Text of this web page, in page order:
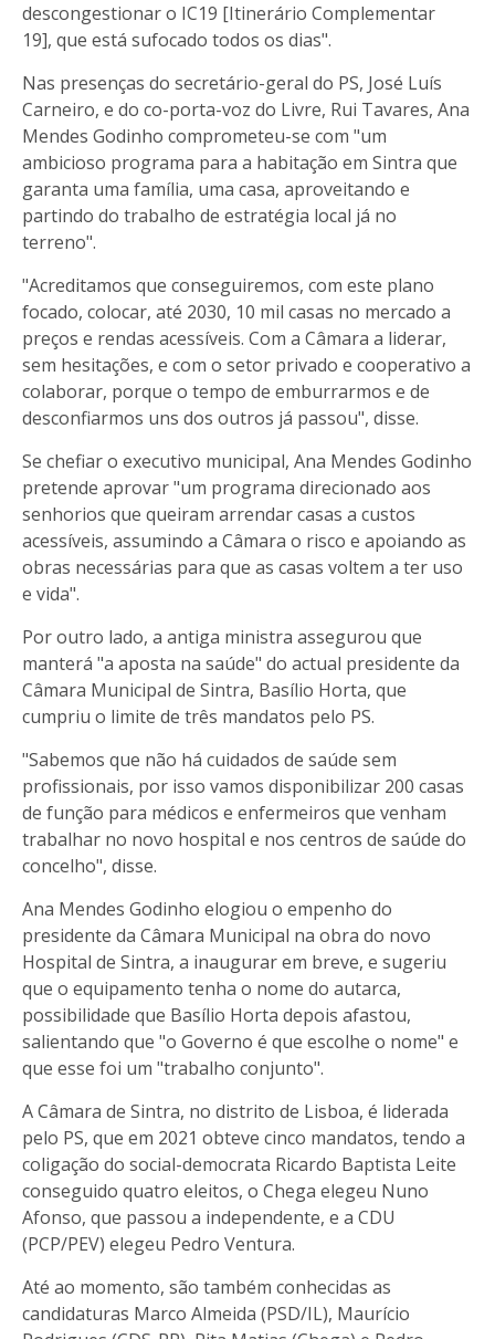
descongestionar o IC19 [Itinerário Complementar
19], que está sufocado todos os dias".
Nas presenças do secretário-geral do PS, José Luís
Carneiro, e do co-porta-voz do Livre, Rui Tavares, Ana
Mendes Godinho comprometeu-se com "um
ambicioso programa para a habitação em Sintra que
garanta uma família, uma casa, aproveitando e
partindo do trabalho de estratégia local já no
terreno".
"Acreditamos que conseguiremos, com este plano
focado, colocar, até 2030, 10 mil casas no mercado a
preços e rendas acessíveis. Com a Câmara a liderar,
sem hesitações, e com o setor privado e cooperativo a
colaborar, porque o tempo de emburrarmos e de
desconfiarmos uns dos outros já passou", disse.
Se chefiar o executivo municipal, Ana Mendes Godinho
pretende aprovar "um programa direcionado aos
senhorios que queiram arrendar casas a custos
acessíveis, assumindo a Câmara o risco e apoiando as
obras necessárias para que as casas voltem a ter uso
e vida".
Por outro lado, a antiga ministra assegurou que
manterá "a aposta na saúde" do actual presidente da
Câmara Municipal de Sintra, Basílio Horta, que
cumpriu o limite de três mandatos pelo PS.
"Sabemos que não há cuidados de saúde sem
profissionais, por isso vamos disponibilizar 200 casas
de função para médicos e enfermeiros que venham
trabalhar no novo hospital e nos centros de saúde do
concelho", disse.
Ana Mendes Godinho elogiou o empenho do
presidente da Câmara Municipal na obra do novo
Hospital de Sintra, a inaugurar em breve, e sugeriu
que o equipamento tenha o nome do autarca,
possibilidade que Basílio Horta depois afastou,
salientando que "o Governo é que escolhe o nome" e
que esse foi um "trabalho conjunto".
A Câmara de Sintra, no distrito de Lisboa, é liderada
pelo PS, que em 2021 obteve cinco mandatos, tendo a
coligação do social-democrata Ricardo Baptista Leite
conseguido quatro eleitos, o Chega elegeu Nuno
Afonso, que passou a independente, e a CDU
(PCP/PEV) elegeu Pedro Ventura.
Até ao momento, são também conhecidas as
candidaturas Marco Almeida (PSD/IL), Maurício